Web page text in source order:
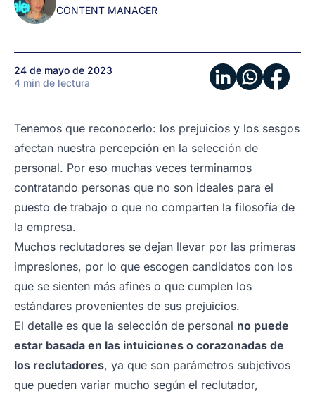
CONTENT MANAGER
24 de mayo de 2023
4 min de lectura
Tenemos que reconocerlo: los prejuicios y los sesgos
afectan nuestra percepción en la selección de
personal. Por eso muchas veces terminamos
contratando personas que no son ideales para el
puesto de trabajo o que no comparten la filosofía de
la empresa.
Muchos reclutadores se dejan llevar por las primeras
impresiones, por lo que escogen candidatos con los
que se sienten más afines o que cumplen los
estándares provenientes de sus prejuicios.
El detalle es que la selección de personal no puede
estar basada en las intuiciones o corazonadas de
los reclutadores, ya que son parámetros subjetivos
que pueden variar mucho según el reclutador,